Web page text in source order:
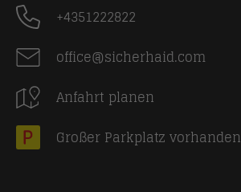
+4351222822
office@sicherhaid.com
Anfahrt planen
Großer Parkplatz vorhanden